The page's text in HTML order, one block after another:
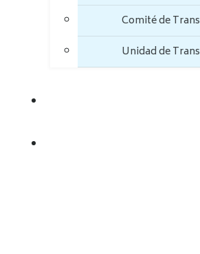
Comité de
Unidad de